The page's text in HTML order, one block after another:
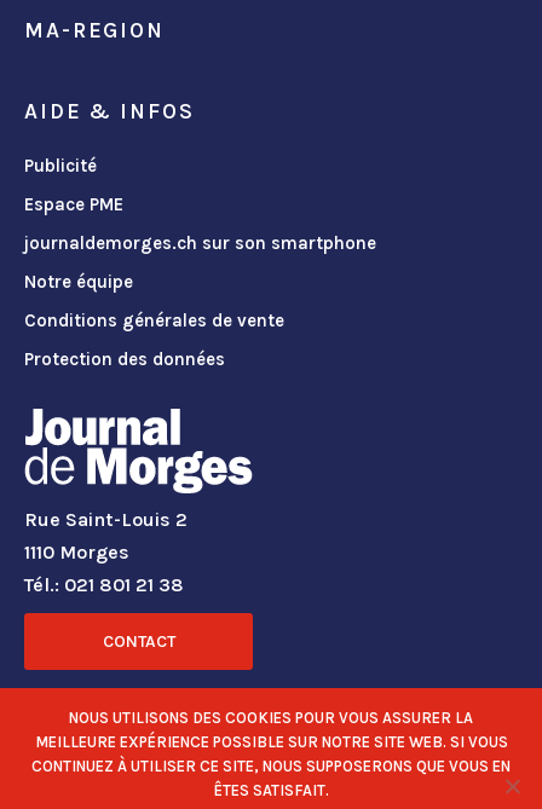
MA-REGION
AIDE & INFOS
Publicité
Espace PME
journaldemorges.ch sur son smartphone
Notre équipe
Conditions générales de vente
Protection des données
Rue Saint-Louis 2
1110 Morges
Tél.: 021 801 21 38
CONTACT
RÉSEAUX SOCIAUX
NOUS UTILISONS DES COOKIES POUR VOUS ASSURER LA
MEILLEURE EXPÉRIENCE POSSIBLE SUR NOTRE SITE WEB. SI VOUS
CONTINUEZ À UTILISER CE SITE, NOUS SUPPOSERONS QUE VOUS EN
ÊTES SATISFAIT.